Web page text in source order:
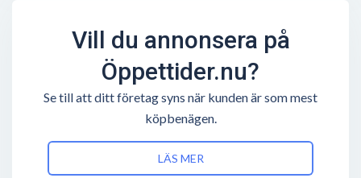
Vill du annonsera på
Öppettider.nu?
Se till att ditt företag syns när kunden är som mest
köpbenägen.
LÄS MER